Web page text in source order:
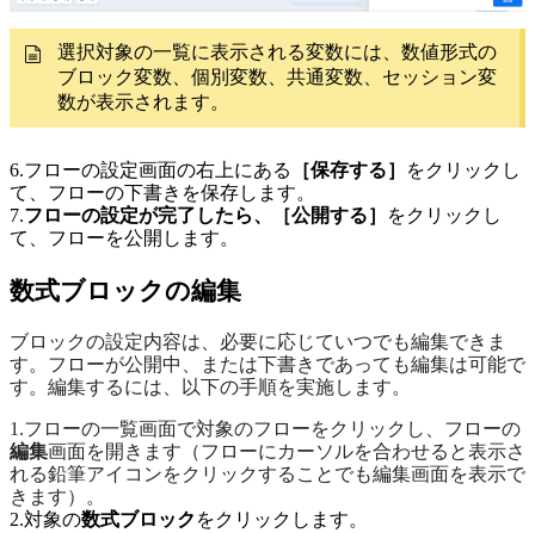
選択対象の一覧に表示される変数には、数値形式の
ブロック変数、個別変数、共通変数、セッション変
数が表示されます。
6.フローの設定画面の右上にある ［保存する］
をクリックし
て、フローの下書きを保存します。
7.フローの設定が完了したら、［公開する］
をクリックし
て、フローを公開します。
数式ブロックの編集
ブロックの設定内容は、必要に応じていつでも編集できま
す。フローが公開中、または下書きであっても編集は可能で
す。編集するには、以下の手順を実施します。
1.フローの一覧画面で対象のフローをクリックし、フローの
編集画面を開きます（フローにカーソルを合わせると表示さ
れる鉛筆アイコンをクリックすることでも編集画面を表示で
きます）。
2.対象の数式ブロック をクリックします。